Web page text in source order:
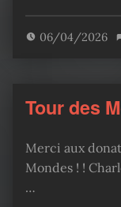
06/04/2026
Tour des
Merci aux
Mondes ! !
…